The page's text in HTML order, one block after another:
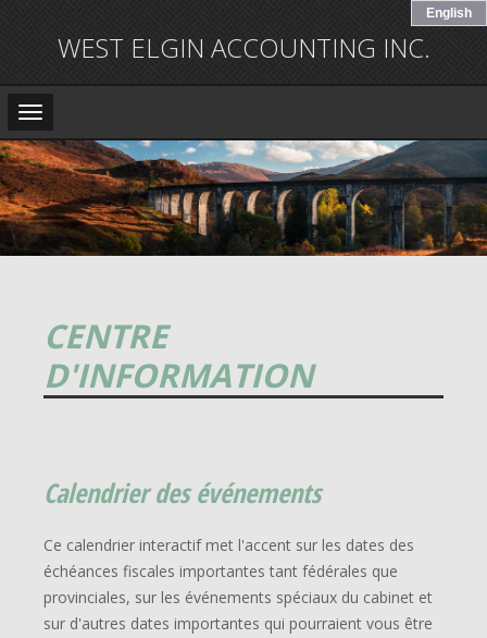
English
WEST ELGIN ACCOUNTING INC.
Main
Navigation
CENTRE
D'INFORMATION
Calendrier des événements
Ce calendrier interactif met l'accent sur les dates des
échéances fiscales importantes tant fédérales que
provinciales, sur les événements spéciaux du cabinet et
sur d'autres dates importantes qui pourraient vous être